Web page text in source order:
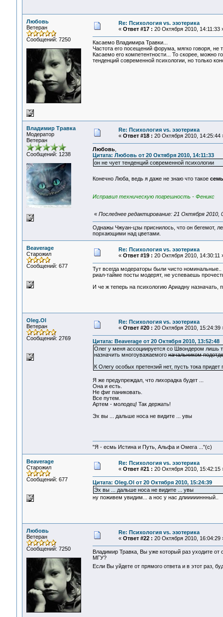
Любовь
Ветеран
Сообщений: 7250
Re: Психология vs. эзотерика
« Ответ #17 : 20 Октября 2010, 14:11:33
Касаемо Владимира Травки...
Частота его посещений форума, мягко говоря, не
Касаемо его компетентности... То скорее, можно
тенденций современной психологии, но только
Владимир Травка
Модератор
Ветеран
Сообщений: 1238
Re: Психология vs. эзотерика
« Ответ #18 : 20 Октября 2010, 14:25:44
Любовь,
Цитата: Любовь от 20 Октября 2010, 14:11:33
он не чует тенденций современной психологии
Конечно Люба, ведь я даже не знаю что такое
Исправил техническую погрешность - Феникс
« Последнее редактирование: 21 Октября 2010,
Однажы Чжуан-цзы приснилось, что он бегемот,
порхающими над цветами.
Beaverage
Старожил
Сообщений: 677
Re: Психология vs. эзотерика
« Ответ #19 : 20 Октября 2010, 14:30:11
Тут всегда модераторы были чисто
риал-тайме посты модерят, не успеваешь
И че ж теперь на психологию Ариадну
Oleg.Ol
Ветеран
Сообщений: 2769
Re: Психология vs. эзотерика
« Ответ #20 : 20 Октября 2010, 15:24:39
Цитата: Beaverage от 20 Октября 2010, 13:52:48
Олег у меня ассоциируется со Швондером лишь
назначить многоуважаемогоначальником
К Олегу особых претензий нет, пусть тока
Я же предупреждал, что лихорадка будет ...
Она и есть.
Не фиг паниковать.
Все путем.
Артем - молодец! Так держать!
Эх вы ... дальше носа не видите ... увы
"Я - есмь Истина и Путь, Альфа и Омега ..."(с)
Beaverage
Старожил
Сообщений: 677
Re: Психология vs. эзотерика
« Ответ #21 : 20 Октября 2010, 15:42:15
Цитата: Oleg.Ol от 20 Октября 2010, 15:24:39
Эх вы ... дальше носа не видите ... увы
ну поживем увидим... а нос у нас длиииииннный..
Любовь
Ветеран
Сообщений: 7250
Re: Психология vs. эзотерика
« Ответ #22 : 20 Октября 2010, 16:04:29
Владимир Травка, Вы уже который раз уходите от
МГУ?
Если Вы уйдете от прямого ответа и в этот раз,